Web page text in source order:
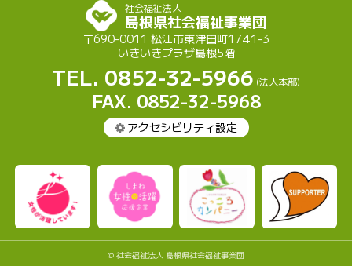
社会福祉法人
島根県社会福祉事業団
〒690-0011 松江市東津田町1741-3
いきいきプラザ島根5階
TEL. 0852-32-5966 (法人本部)
FAX. 0852-32-5968
アクセシビリティ設定
© 社会福祉法人 島根県社会福祉事業団